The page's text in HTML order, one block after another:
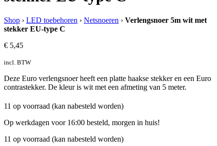
Shop › LED toebehoren › Netsnoeren › Verlengsnoer 5m wit met
stekker EU-type C
€ 5,45
incl. BTW
Deze Euro verlengsnoer heeft een platte haakse stekker en een Euro
contrastekker. De kleur is wit met een afmeting van 5 meter.
11 op voorraad (kan nabesteld worden)
Op werkdagen voor 16:00 besteld, morgen in huis!
11 op voorraad (kan nabesteld worden)